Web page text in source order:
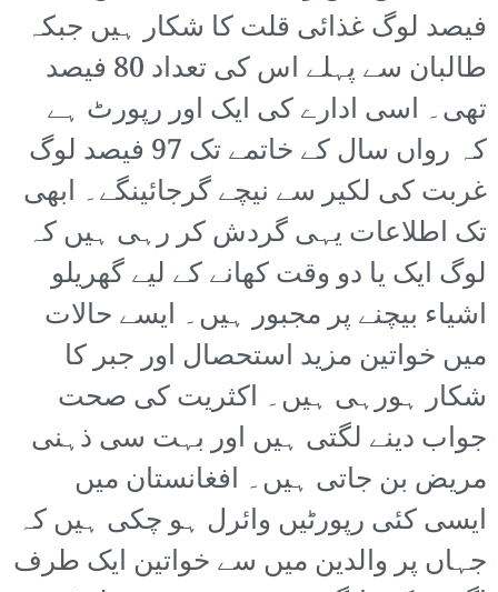
فیصد لوگ غذائی قلت کا شکار ہیں جبکہ
طالبان سے پہلے اس کی تعداد 80 فیصد
تھی۔ اسی ادارے کی ایک اور رپورٹ ہے
کہ رواں سال کے خاتمے تک 97 فیصد لوگ
غربت کی لکیر سے نیچے گرجائینگے۔ ابھی
تک اطلاعات یہی گردش کر رہی ہیں کہ
لوگ ایک یا دو وقت کھانے کے لیے گھریلو
اشیاء بیچنے پر مجبور ہیں۔ ایسے حالات
میں خواتین مزید استحصال اور جبر کا
شکار ہورہی ہیں۔ اکثریت کی صحت
جواب دینے لگتی ہیں اور بہت سی ذہنی
مریض بن جاتی ہیں۔ افغانستان میں
ایسی کئی رپورٹیں وائرل ہو چکی ہیں کہ
جہاں پر والدین میں سے خواتین ایک طرف